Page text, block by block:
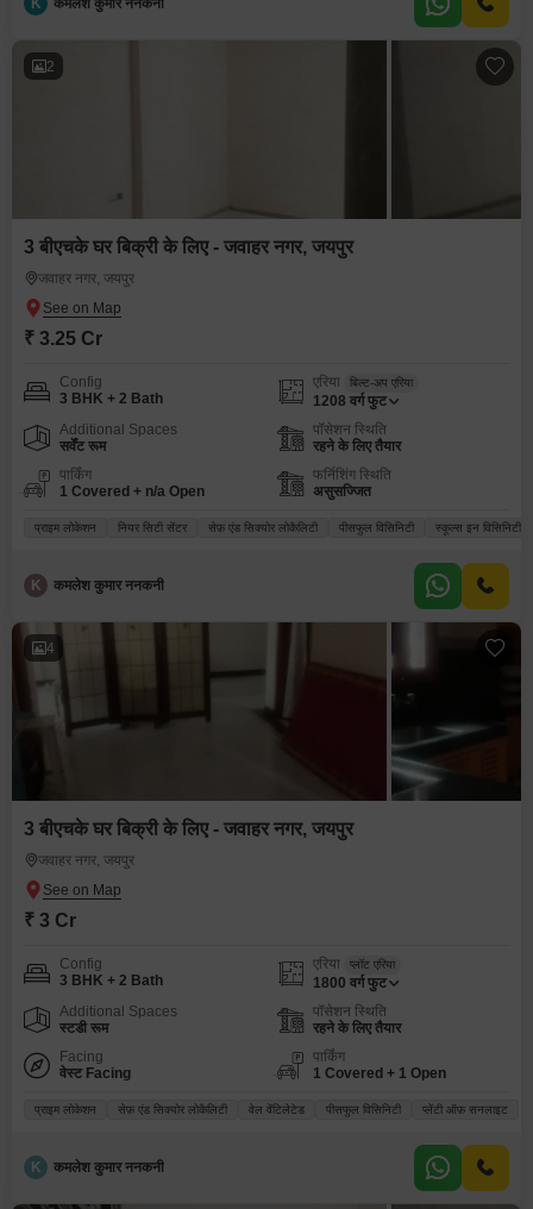
K कमलेश कुमार ननकनी
2
3 बीएचके घर बिक्री के लिए - जवाहर नगर, जयपुर
जवाहर नगर, जयपुर
₹ 3.25 Cr
Config
3 BHK + 2 Bath
एरिया बिल्ट-अप एरिया
1208 वर्ग फुट
Additional Spaces
सर्वेंट रूम
पॉसेशन स्थिति
रहने के लिए तैयार
पार्किंग
1 Covered + n/a Open
फर्निशिंग स्थिति
असुसज्जित
प्राइम लोकेशन नियर सिटी सेंटर सेफ़ एंड सिक्योर लोकैलिटी पीसफुल विसिनिटी स्कूल्स इन विसिनिटी
K कमलेश कुमार ननकनी
4
3 बीएचके घर बिक्री के लिए - जवाहर नगर, जयपुर
जवाहर नगर, जयपुर
₹ 3 Cr
Config
3 BHK + 2 Bath
एरिया प्लॉट एरिया
1800 वर्ग फुट
Additional Spaces
स्टडी रूम
पॉसेशन स्थिति
रहने के लिए तैयार
Facing
वेस्ट Facing
पार्किंग
1 Covered + 1 Open
प्राइम लोकेशन सेफ़ एंड सिक्योर लोकैलिटी वेल वेंटिलेटेड पीसफुल विसिनिटी प्लेंटी ऑफ़ सनलाइट
K कमलेश कुमार ननकनी